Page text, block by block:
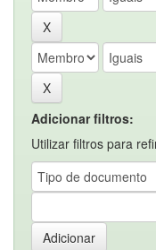
Adicionar filtros:
Utilizar filtros para